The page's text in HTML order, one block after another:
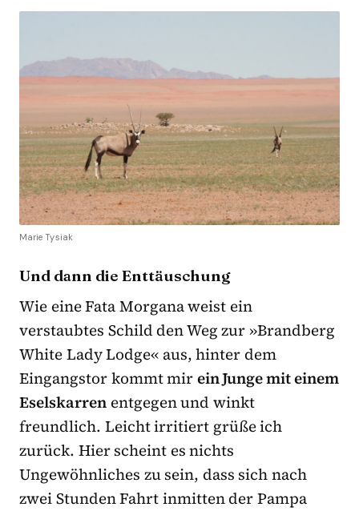
Marie Tysiak
Und dann die Enttäuschung
Wie eine Fata Morgana weist ein
verstaubtes Schild den Weg zur »Brandberg
White Lady Lodge« aus, hinter dem
Eingangstor kommt mirein Junge mit einem
Eselskarren entgegen und winkt
freundlich. Leicht irritiert grüße ich
zurück. Hier scheint es nichts
Ungewöhnliches zu sein, dass sich nach
zwei Stunden Fahrt inmitten der Pampa